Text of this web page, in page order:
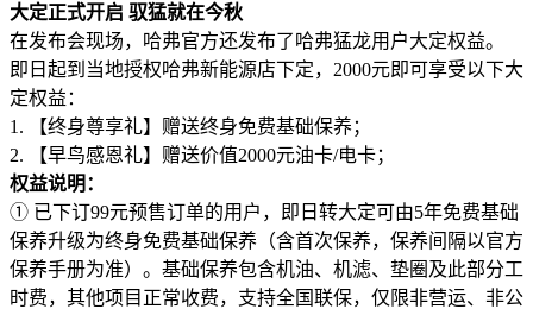
大定正式开启 驭猛就在今秋
在发布会现场，哈弗官方还发布了哈弗猛龙用户大定权益。
即日起到当地授权哈弗新能源店下定，2000元即可享受以下大
定权益：
1. 【终身尊享礼】赠送终身免费基础保养；
2. 【早鸟感恩礼】赠送价值2000元油卡/电卡；
权益说明：
① 已下订99元预售订单的用户，即日转大定可由5年免费基础
保养升级为终身免费基础保养（含首次保养，保养间隔以官方
保养手册为准）。基础保养包含机油、机滤、垫圈及此部分工
时费，其他项目正常收费，支持全国联保，仅限非营运、非公